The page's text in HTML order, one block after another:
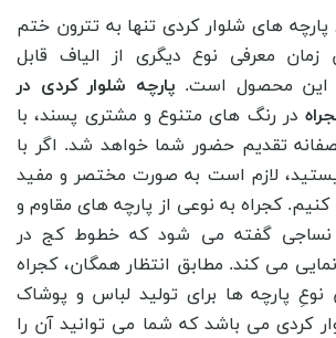
پارچه های شلوار کردی تنها به تترون ختم
معرفی نوع دیگری از الیاف قابل
این محصول است. پارچه شلوار کردی در
در رنگ های متنوع و مشتری پسند، با
تقدیم حضور شما خواهد شد. اگر با
لازم است به صورت مختصر و مفید
کجراه به نوعی از پارچه های مقاوم و
نساجی گفته می شود که خطوط کج در
می کند. مطابق انتظار همگان، کجراه
نوعِ پارچه ها برای تولید لباس و پوشاک
کردی می باشد که شما می توانید آن را